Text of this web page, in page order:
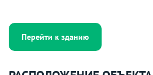
Перейти к зданию